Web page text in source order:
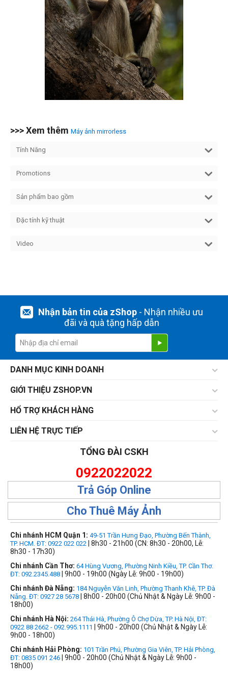
>>> Xem thêm Máy ảnh mirrorless
Tính Năng
Promotions
Sản phẩm bao gồm
Đặc tính kỹ thuật
Video
Nhận bản tin của zShop- Nhận nhiều ưu
đãi và quà tặng hấp dẫn
DANH MỤC KINH DOANH
GIỚI THIỆU ZSHOP.VN
HỔ TRỢ KHÁCH HÀNG
LIÊN HỆ TRỰC TIẾP
TỔNG ĐÀI CSKH
0922022022
Trả Góp Online
Cho Thuê Máy Ảnh
Chi nhánh HCM Quận 1: 49-51 Trần Hưng Đạo, Phường Bến Thành,
TP. HCM. ĐT: 0922 022 022 | 8h30 - 21h00 (CN: 8h30 - 20h00, Lễ:
8h30 - 17h30)
Chi nhánh Cần Thơ: 64 Hùng Vương, Phường Ninh Kiều, TP. Cần Thơ.
ĐT: 092.2345.488 | 9h00 - 19h00 (Ngày Lễ: 9h00 - 19h00)
Chi nhánh Đà Nẵng: 184 Nguyễn Văn Linh, Phường Thanh Khê, TP. Đà
Nẵng. ĐT: 0927 28 5678 | 8h00 - 20h00 (Chủ Nhật & Ngày Lễ: 9h00 -
18h00)
Chi nhánh Hà Nội: 264 Thái Hà, Phường Ô Chợ Dừa, TP. Hà Nội, ĐT:
0922 88 2662 - 092.995.1111
| 9h00 - 20h00 (Chủ Nhật & Ngày Lễ:
9h00 - 18h00)
Chi nhánh Hải Phòng: 101 Trần Phú, Phường Gia Viên, TP. Hải Phòng,
ĐT: 0835 091 246 | 9h00 - 20h00 (Chủ Nhật & Ngày Lễ: 9h00 -
18h00)